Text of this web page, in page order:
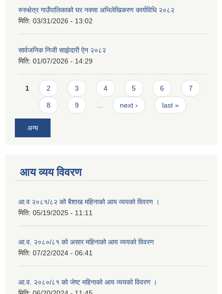
रुरुक्षेत्र गाउँपालिकाको घर नक्सा अभिलेखिकरण कार्यविधि २०८२
मिति: 03/31/2026 - 13:02
सार्वजनिक निजी साझेदारी ऐन २०८२
मिति: 01/07/2026 - 14:29
Pages
1 2 3 4 5 6 7
8 9 next › last »
अन्य
आय व्यय विवरण
आ.व २०८१/८२ को बैशाख महिनाको आय व्ययको विवरण ।
मिति: 05/19/2025 - 11:11
आ.व. २०८०/८१ को असार महिनाको आय व्ययको विवरण
मिति: 07/22/2024 - 06:41
आ.व. २०८०/८१ को जेष्ट महिनाको आय व्ययको विवरण ।